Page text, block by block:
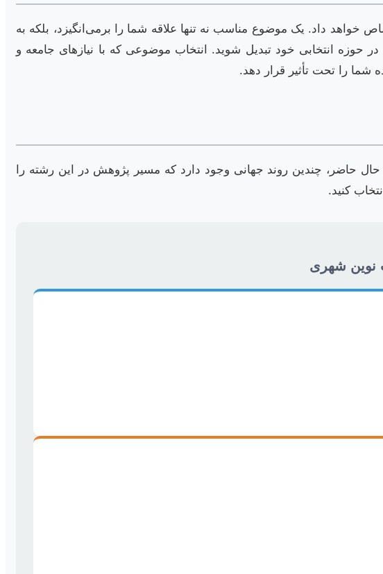
داد. یک موضوع مناسب نه تنها علاقه شما را برمی‌انگیزد، بلکه به
انتخابی خود تبدیل شوید. انتخاب موضوعی که با نیازهای جامعه و
را تحت تأثیر قرار دهد.
حاضر، چندین روند جهانی وجود دارد که مسیر پژوهش در این رشته را
کنید.
نوین شهری